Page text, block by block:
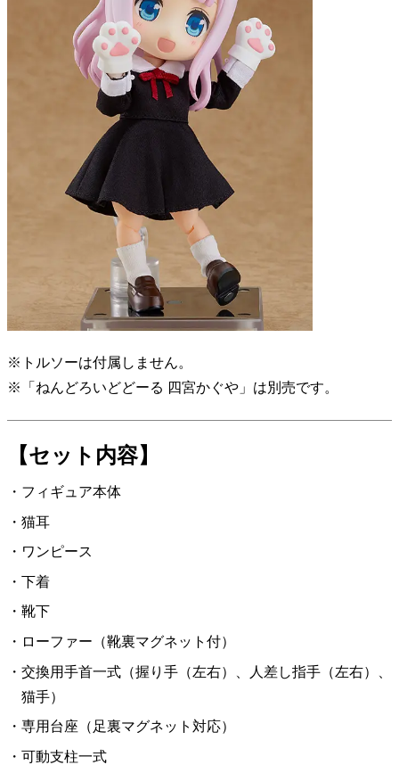
※トルソーは付属しません。
※「ねんどろいどどーる 四宮かぐや」は別売です。
【セット内容】
フィギュア本体
猫耳
ワンピース
下着
靴下
ローファー（靴裏マグネット付）
交換用手首一式（握り手（左右）、人差し指手（左右）、
猫手）
専用台座（足裏マグネット対応）
可動支柱一式